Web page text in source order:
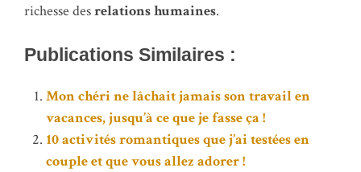
richesse desrelations humaines.
Publications Similaires :
Mon chéri ne lâchait jamais son travail en
vacances, jusqu’à ce que je fasse ça !
10 activités romantiques que j’ai testées en
couple et que vous allez adorer !